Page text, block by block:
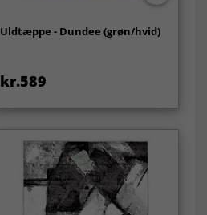
Uldtæppe - Dundee (grøn/hvid)
kr.589